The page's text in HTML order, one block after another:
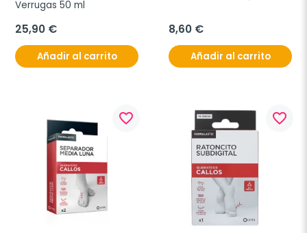
Verrugas 50 ml
25,90 €
Añadir al carrito
8,60 €
Añadir al carrito
favorite_border favorite_border